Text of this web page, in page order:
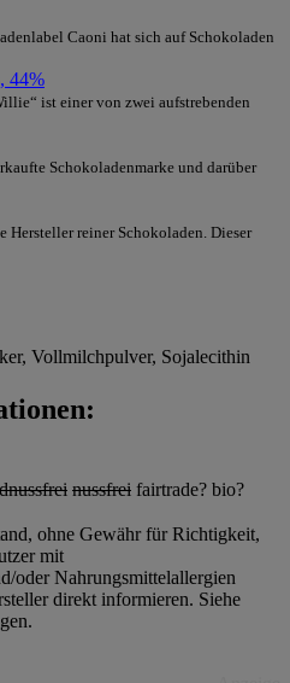
Caoni hat sich auf Schokoladen
44%
ist einer von zwei aufstrebenden
Schokoladenmarke und darüber
reiner Schokoladen. Dieser
Vollmilchpulver, Sojalecithin
nussfrei fairtrade? bio?
ohne Gewähr für Richtigkeit,
mit
oder Nahrungsmittelallergien
direkt informieren. Siehe